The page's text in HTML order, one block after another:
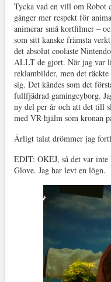
Tycka vad en vill om Robot
gånger mer respekt för
animerar små kortfilmer –
som sitt kanske främsta
det absolut coolaste
ALLT de gjort. När jag var
reklambilder, men det
sig. Det kändes som det
fullfjädrad gamingcyborg.
ny del per år och att det till
med VR-hjälm som kronan
Ärligt talat drömmer jag
EDIT: OKEJ, så det var inte
Glove. Jag har levt en lögn.